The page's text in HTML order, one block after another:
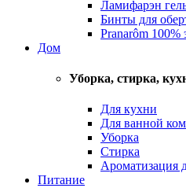
Ламифарэн
Бинты для
Pranarôm 100%
Дом
Уборка, стирка,
Для кухни
Для ванной
Уборка
Стирка
Ароматизация
Питание